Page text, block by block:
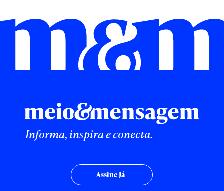
Informa, inspira e conecta.
Assine Já